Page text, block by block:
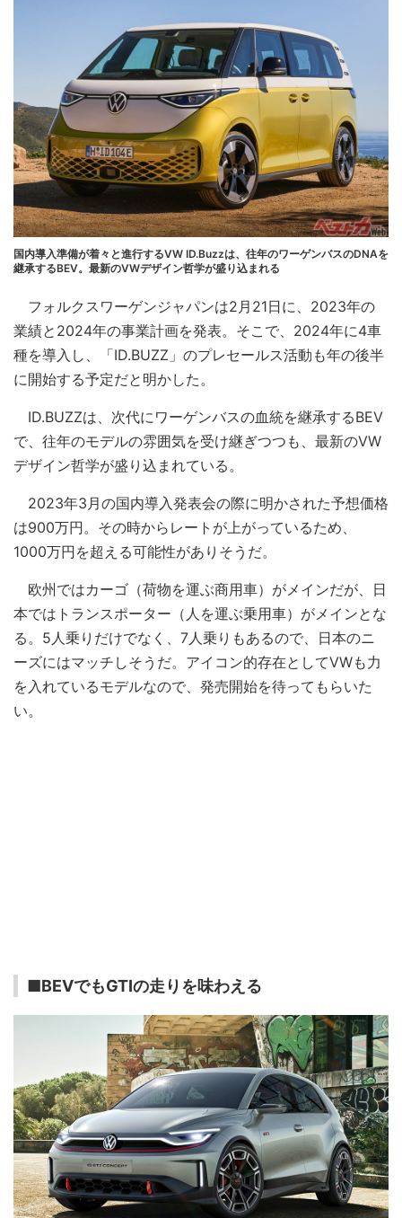
国内導入準備が着々と進行するVW ID.Buzzは、往年のワーゲンバスのDNAを
継承するBEV。最新のVWデザイン哲学が盛り込まれる
フォルクスワーゲンジャパンは2月21日に、2023年の
業績と2024年の事業計画を発表。そこで、2024年に4車
種を導入し、「ID.BUZZ」のプレセールス活動も年の後半
に開始する予定だと明かした。
ID.BUZZは、次代にワーゲンバスの血統を継承するBEV
で、往年のモデルの雰囲気を受け継ぎつつも、最新のVW
デザイン哲学が盛り込まれている。
2023年3月の国内導入発表会の際に明かされた予想価格
は900万円。その時からレートが上がっているため、
1000万円を超える可能性がありそうだ。
欧州ではカーゴ（荷物を運ぶ商用車）がメインだが、日
本ではトランスポーター（人を運ぶ乗用車）がメインとな
る。5人乗りだけでなく、7人乗りもあるので、日本のニ
ーズにはマッチしそうだ。アイコン的存在としてVWも力
を入れているモデルなので、発売開始を待ってもらいた
い。
■BEVでもGTIの走りを味わえる